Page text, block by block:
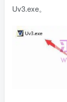
Uv3.exe。